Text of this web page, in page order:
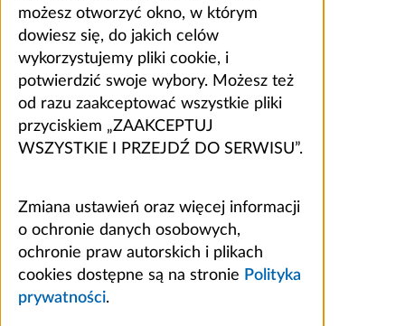
możesz otworzyć okno, w którym
dowiesz się, do jakich celów
wykorzystujemy pliki cookie, i
potwierdzić swoje wybory. Możesz też
od razu zaakceptować wszystkie pliki
przyciskiem „ZAAKCEPTUJ
WSZYSTKIE I PRZEJDŹ DO SERWISU”.
Zmiana ustawień oraz więcej informacji
o ochronie danych osobowych,
ochronie praw autorskich i plikach
cookies dostępne są na stronie Polityka
prywatności.